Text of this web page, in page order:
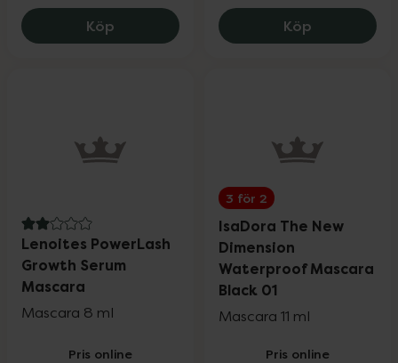
Köp Meroda Cosmetics Travel Kit, 398 kr.
Köp The
2 av 5 i omdöme
Lenoites PowerLash
Growth Serum
Mascara
Mascara 8 ml
Pris online
3 för 2
IsaDora The New
Dimension
Waterproof Mascara
Black 01
Mascara 11 ml
Pris online